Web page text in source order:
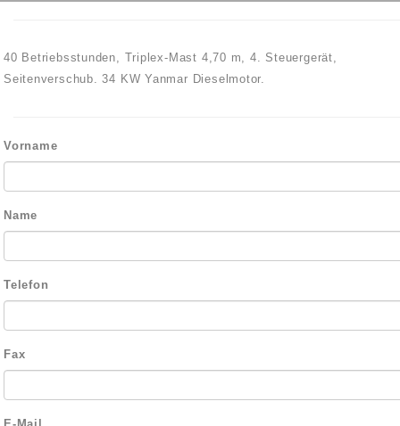
40 Betriebsstunden, Triplex-Mast 4,70 m, 4. Steuergerät,
Seitenverschub. 34 KW Yanmar Dieselmotor.
Vorname
Name
Telefon
Fax